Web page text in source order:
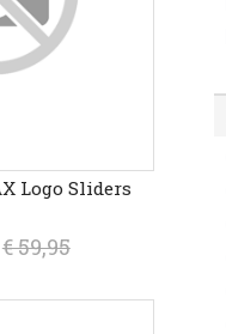
Logo Sliders
€ 59,95